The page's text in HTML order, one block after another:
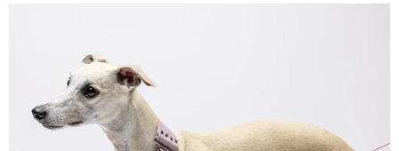
VĚRNOSTNÍ PROGRAM
ZNAČKY